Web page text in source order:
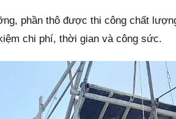
phần thô được thi công chất
chi phí, thời gian và công sức.